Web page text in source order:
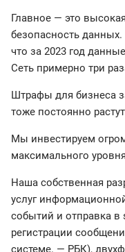
Главное — это
безопасность
что за 2023 год
Сеть примерно три
Штрафы для бизнеса
тоже постоянно
Мы инвестируем
максимального
Наша собственная
услуг
событий и отправка в
регистрации